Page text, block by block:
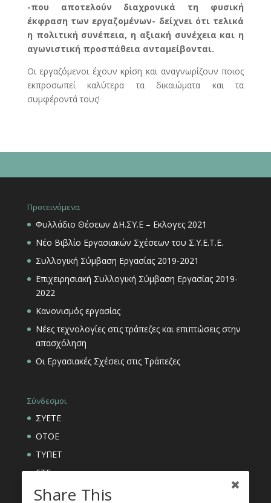
-που αποτελούν διαχρονικά τη φυσική
έκφραση των εργαζομένων- δείχνει ότι τελικά
η πολιτική συνέπεια, η αξιακή συνέχεια και η
αγωνιστική προσπάθεια ανταμείβονται.
Οι εργαζόμενοι έχουν κρίση και αναγνωρίζουν ποιος
εκπροσωπεί καλύτερα τα δικαιώματα και τα
συμφέροντά τους!
Προτεινόμενα
Φυλλάδιο Θέσεων ΔΗ.ΣΥ.Ε – Εκλογες 2021
Νέο Βιβλίο Εργασιακών Σχέσεων του Σ.Υ.Ε.Τ.Ε.
Συλλογική Σύμβαση Εργασίας 2019-2021
Επιχειρησιακή Συλλογική Σύμβαση Εργασίας 2019-
2022
Κανονισμός εργασίας
Νέες τεχνολογίες στις τράπεζες και επιπτώσεις στην
απασχόληση
Οι Εργασιακές Σχέσεις στις Τράπεζες
Σύνδεσμοι
ΣΥΕΤΕ
ΟΤΟΕ
ΤΥΠΕΤ
ΕΤΕ
ΑΣΦΑΛΙΣΤΙΚΟΙ ΟΡΓΑΝΙΣΜΟΙ ΕΤΕ
Share This